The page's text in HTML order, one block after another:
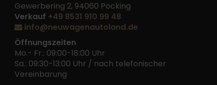
Gewerbering 2, 94060 Pocking
Verkauf +49 8531 910 99 48
info@neuwagenautoland.de
Öffnungszeiten
Mo.- Fr.: 09:00-18:00 Uhr
Sa.: 09:30-13:00 Uhr / nach telefonischer
Vereinbarung